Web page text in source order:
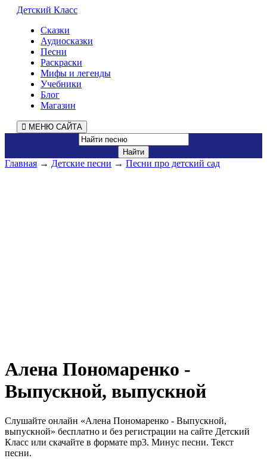
Детский Класс
Сказки
Аудиосказки
Песни
Раскраски
Мифы и легенды
Учебники
Блог
Магазин
МЕНЮ САЙТА
Главная → Детские песни → Песни про детский сад
Алена Пономаренко -
Выпускной, выпускной
Слушайте онлайн «Алена Пономаренко - Выпускной,
выпускной» бесплатно и без регистрации на сайте Детский
Класс или скачайте в формате mp3. Минус песни. Текст
песни.